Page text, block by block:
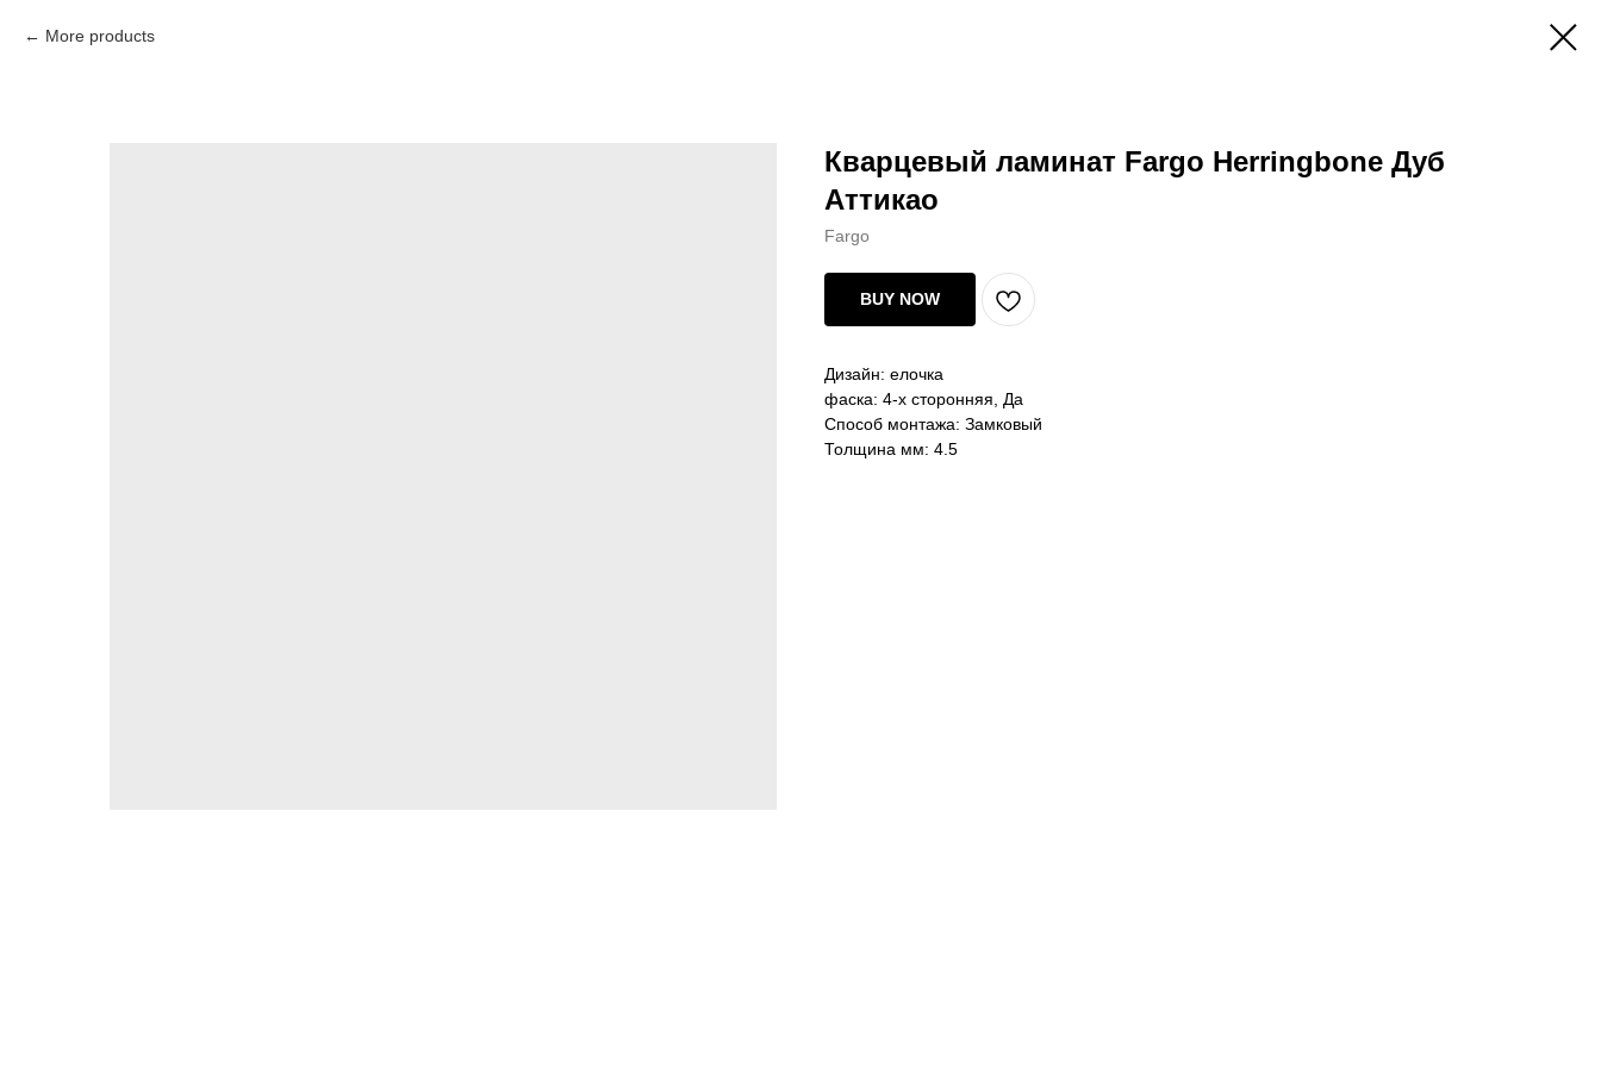
More products
Кварцевый ламинат Fargo Herringbone Дуб
Аттикао
Fargo
BUY NOW
Дизайн: елочка
фаска: 4-х сторонняя, Да
Способ монтажа: Замковый
Толщина мм: 4.5